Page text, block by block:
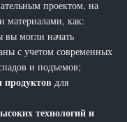
проектом, на
материалами, как:
вы могли начать
с учетом современных
и подъемов;
для
технологий и